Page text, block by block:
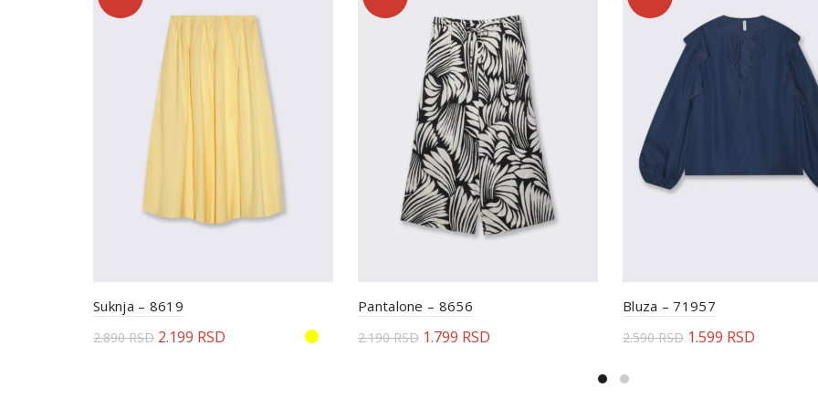
Suknja – 8619
2.890RSD 2.199 RSD
Pantalone – 8656
2.190RSD 1.799 RSD
Bluza – 71957
2.590RSD 1.599 RSD